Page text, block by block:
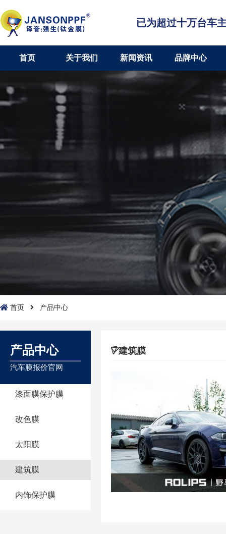
已为超过十万台车
首页 关于我们 新闻资讯 品牌中心
首页 产品中心
产品中心
汽车膜报价官网
漆面膜保护膜
改色膜
太阳膜
建筑膜
内饰保护膜
建筑膜